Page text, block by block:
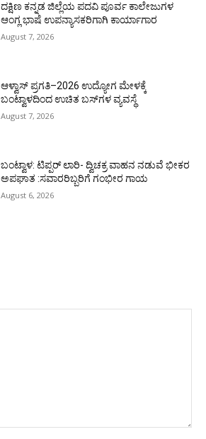
ದಕ್ಷಿಣ ಕನ್ನಡ ಜಿಲ್ಲೆಯ ಪದವಿ ಪೂರ್ವ ಕಾಲೇಜುಗಳ
ಆಂಗ್ಲ ಭಾಷೆ ಉಪನ್ಯಾಸಕರಿಗಾಗಿ ಕಾರ್ಯಾಗಾರ
August 7, 2026
ಆಳ್ವಾಸ್ ಪ್ರಗತಿ–2026 ಉದ್ಯೋಗ ಮೇಳಕ್ಕೆ
ಬಂಟ್ವಾಳದಿಂದ ಉಚಿತ ಬಸ್‌ಗಳ ವ್ಯವಸ್ಥೆ
August 7, 2026
ಬಂಟ್ವಾಳ: ಟಿಪ್ಪರ್ ಲಾರಿ- ದ್ವಿಚಕ್ರ ವಾಹನ ನಡುವೆ ಭೀಕರ
ಅಪಘಾತ :ಸವಾರರಿಬ್ಬರಿಗೆ ಗಂಭೀರ ಗಾಯ
August 6, 2026